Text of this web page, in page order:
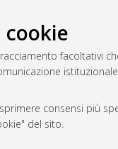
facoltativi
consensi più
del sito.